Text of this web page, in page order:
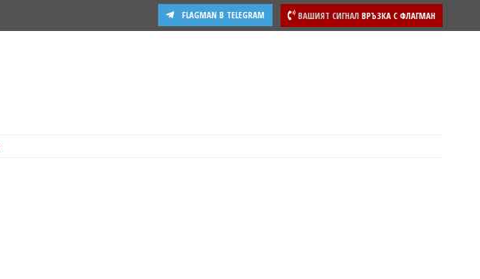
ВАШИЯТ СИГНАЛ ВРЪЗКА С ФЛАГМАН
FLAGMAN В TELEGRAM